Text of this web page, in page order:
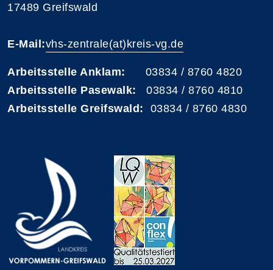
17489 Greifswald
E-Mail:vhs-zentrale(at)kreis-vg.de
Arbeitsstelle Anklam: 03834 / 8760 4820
Arbeitsstelle Pasewalk: 03834 / 8760 4810
Arbeitsstelle Greifswald: 03834 / 8760 4830